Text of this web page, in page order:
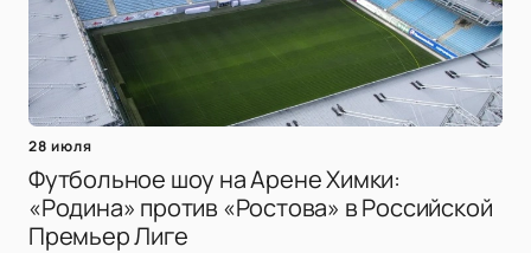
28 июля
Футбольное шоу на Арене Химки:
«Родина» против «Ростова» в Российской
Премьер Лиге